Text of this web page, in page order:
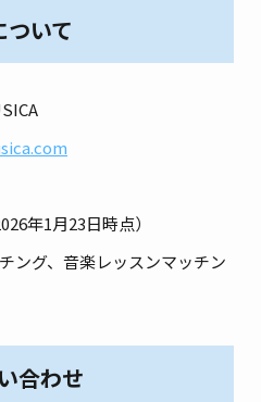
いて
年1月23日時点）
ング、音楽レッスンマッチン
合わせ